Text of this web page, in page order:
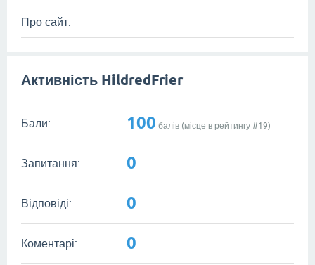
Про сайт:
Активність HildredFrier
Бали: 100 балів (місце в рейтингу #19)
Запитання: 0
Відповіді: 0
Коментарі: 0